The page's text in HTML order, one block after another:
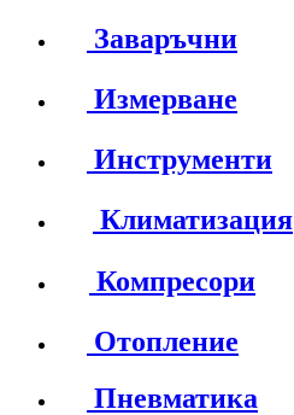
Заваръчни
Измерване
Инструменти
Климатизация
Компресори
Отопление
Пневматика